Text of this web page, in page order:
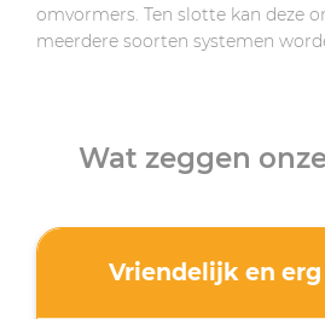
omvormers. Ten slotte kan deze
meerdere soorten systemen
Wat zeggen
Vriendelijk en